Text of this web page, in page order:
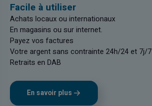
Facile à utiliser
Achats locaux ou internationaux
En magasins ou sur internet.
Payez vos factures
Votre argent sans contrainte 24h/24 et 7j/7
Retraits en DAB
En savoir plus